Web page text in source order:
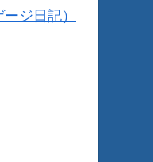
ジ日記）